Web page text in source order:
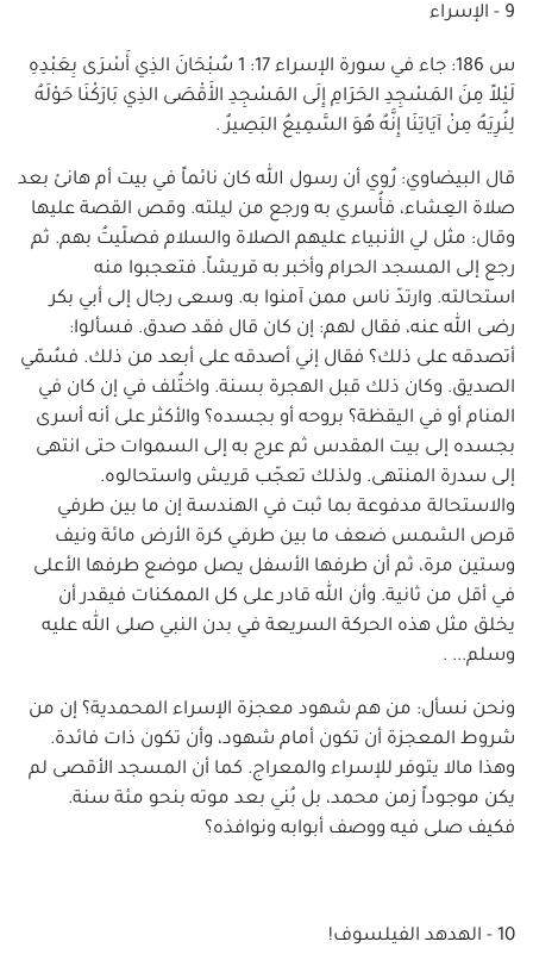
9 - الإسراء
س 186: جاء في سورة الإسراء 17: 1 سُبْحَانَ الذِي أَسْرَى بِعَبْدِهِ
لَيْلاً مِنَ المَسْجِدِ الحَرَامِ إِلَى المَسْجِدِ الأَقْصَى الذِي بَارَكْنَا حَوْلَهُ
لِنُرِيَهُ مِنْ آيَاتِنَا إِنَّهُ هُوَ السَّمِيعُ البَصِيرُ .
قال البيضاوي: رُوي أن رسول الله كان نائماً في بيت أم هانئ بعد
صلاة العِشاء، فأُسري به ورجع من ليلته. وقص القصة عليها
وقال: مثل لي الأنبياء عليهم الصلاة والسلام فصلّيتُ بهم. ثم
رجع إلى المسجد الحرام وأخبر به قريشاً. فتعجبوا منه
استحالته. وارتدّ ناس ممن آمنوا به. وسعى رجال إلى أبي بكر
رضى الله عنه، فقال لهم: إن كان قال فقد صدق. فسألوا:
أتصدقه على ذلك؟ فقال إني أصدقه على أبعد من ذلك. فسُمّي
الصديق. وكان ذلك قبل الهجرة بسنة. واختُلف في إن كان في
المنام أو في اليقظة؟ بروحه أو بجسده؟ والأكثر على أنه أسرى
بجسده إلى بيت المقدس ثم عرج به إلى السموات حتى انتهى
إلى سدرة المنتهى. ولذلك تعجّب قريش واستحالوه.
والاستحالة مدفوعة بما ثبت في الهندسة إن ما بين طرفي
قرص الشمس ضعف ما بين طرفي كرة الأرض مائة ونيف
وستين مرة، ثم أن طرفها الأسفل يصل موضع طرفها الأعلى
في أقل من ثانية. وأن الله قادر على كل الممكنات فيقدر أن
يخلق مثل هذه الحركة السريعة في بدن النبي صلى الله عليه
وسلم... .
ونحن نسأل: من هم شهود معجزة الإسراء المحمدية؟ إن من
شروط المعجزة أن تكون أمام شهود، وأن تكون ذات فائدة.
وهذا مالا يتوفر للإسراء والمعراج. كما أن المسجد الأقصى لم
يكن موجوداً زمن محمد، بل بُني بعد موته بنحو مئة سنة.
فكيف صلى فيه ووصف أبوابه ونوافذه؟
10 - الهدهد الفيلسوف!